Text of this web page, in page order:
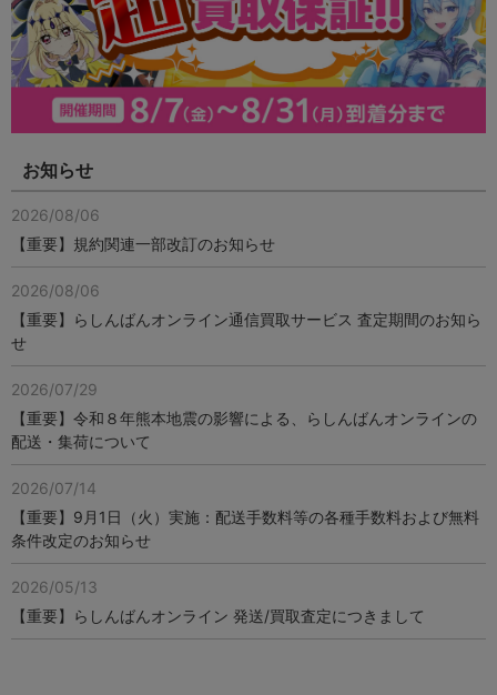
お知らせ
2026/08/06
【重要】規約関連一部改訂のお知らせ
2026/08/06
【重要】らしんばんオンライン通信買取サービス 査定期間のお知ら
せ
2026/07/29
【重要】令和８年熊本地震の影響による、らしんばんオンラインの
配送・集荷について
2026/07/14
【重要】9月1日（火）実施：配送手数料等の各種手数料および無料
条件改定のお知らせ
2026/05/13
【重要】らしんばんオンライン 発送/買取査定につきまして